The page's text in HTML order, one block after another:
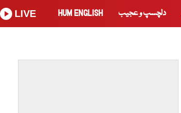
دلچسپ و عجیب HUM ENGLISH
LIVE